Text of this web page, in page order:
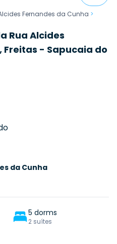
Fernandes da Cunha >
Rua Alcides
Freitas - Sapucaia do
da Cunha
5 dorms
2 suítes